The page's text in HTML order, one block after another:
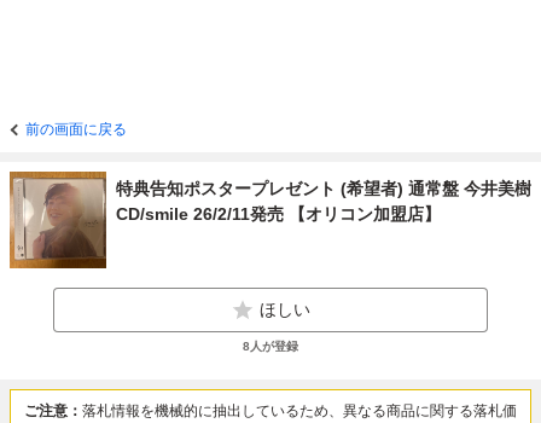
前の画面に戻る
特典告知ポスタープレゼント (希望者) 通常盤 今井美樹
CD/smile 26/2/11発売 【オリコン加盟店】
ほしい
8人が登録
ご注意： 落札情報を機械的に抽出しているため、異なる商品に関する落札価